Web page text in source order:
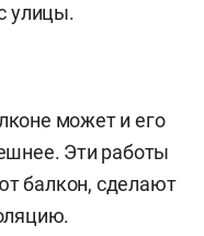
улицы.
может и его
Эти работы
балкон, сделают